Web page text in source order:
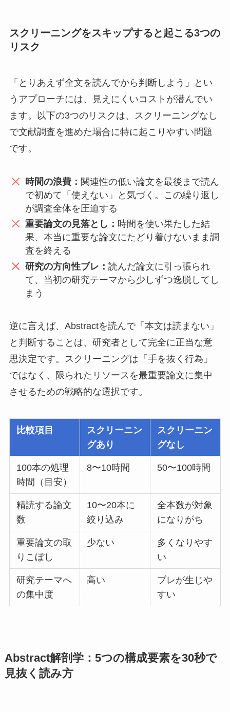
スクリーニングをスキップすると起こる3つの
リスク
「とりあえず全文を読んでから判断しよう」とい
うアプローチには、見えにくいコストが潜んでい
ます。以下の3つのリスクは、スクリーニングなし
で文献調査を進めた場合に特に起こりやすい問題
です。
時間の浪費： 関連性の低い論文を最後まで読ん
で初めて「使えない」と気づく。この繰り返し
が調査全体を圧迫する
重要論文の見落とし： 時間を使い果たした結
果、本当に重要な論文にたどり着けないまま調
査を終える
研究の方向性ブレ：読んだ論文に引っ張られ
て、当初の研究テーマから少しずつ逸脱してし
まう
逆に言えば、Abstractを読んで「本文は読まない」
と判断することは、研究者として完全に正当な意
思決定です。スクリーニングは「手を抜く行為」
ではなく、限られたリソースを最重要論文に集中
させるための戦略的な選択です。
比較項目
スクリーニン
グあり
スクリーニン
グなし
100本の処理
時間（目安）
8〜10時間 50〜100時間
精読する論文
数
10〜20本に
絞り込み
全本数が対象
になりがち
重要論文の取
りこぼし
少ない
多くなりやす
い
研究テーマへ
の集中度
高い
ブレが生じや
すい
Abstract解剖学：5つの構成要素を30秒で
見抜く読み方